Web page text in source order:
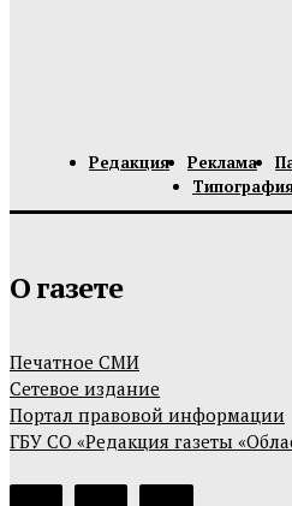
Редакция Реклама
О газете
Печатное СМИ
Сетевое издание
Портал правовой информации
ГБУ СО «Редакция газеты